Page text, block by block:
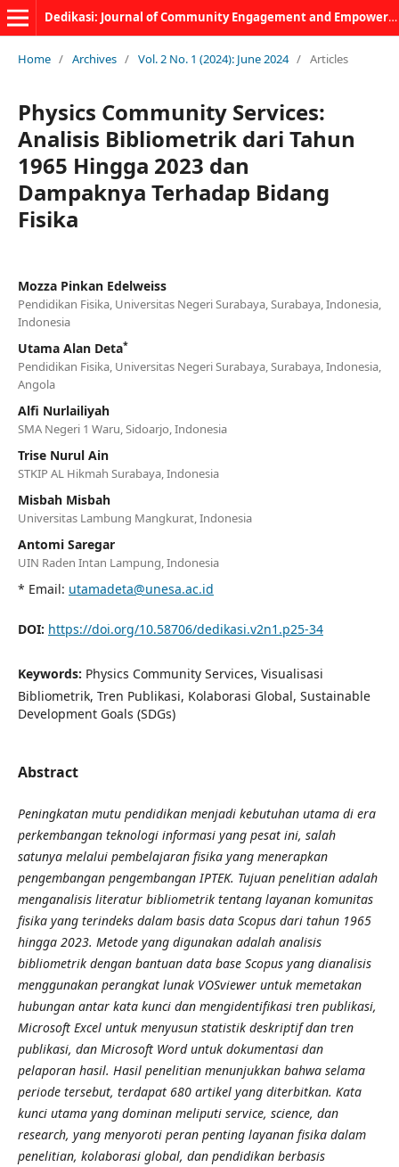
Dedikasi: Journal of Community Engagement and Empowerment
Home / Archives / Vol. 2 No. 1 (2024): June 2024 / Articles
Physics Community Services:
Analisis Bibliometrik dari Tahun
1965 Hingga 2023 dan
Dampaknya Terhadap Bidang
Fisika
Mozza Pinkan Edelweiss
Pendidikan Fisika, Universitas Negeri Surabaya, Surabaya, Indonesia,
Indonesia
Utama Alan Deta*
Pendidikan Fisika, Universitas Negeri Surabaya, Surabaya, Indonesia,
Angola
Alfi Nurlailiyah
SMA Negeri 1 Waru, Sidoarjo, Indonesia
Trise Nurul Ain
STKIP AL Hikmah Surabaya, Indonesia
Misbah Misbah
Universitas Lambung Mangkurat, Indonesia
Antomi Saregar
UIN Raden Intan Lampung, Indonesia
* Email: utamadeta@unesa.ac.id
DOI: https://doi.org/10.58706/dedikasi.v2n1.p25-34
Keywords: Physics Community Services, Visualisasi
Bibliometrik, Tren Publikasi, Kolaborasi Global, Sustainable
Development Goals (SDGs)
Abstract
Peningkatan mutu pendidikan menjadi kebutuhan utama di era
perkembangan teknologi informasi yang pesat ini, salah
satunya melalui pembelajaran fisika yang menerapkan
pengembangan pengembangan IPTEK. Tujuan penelitian adalah
menganalisis literatur bibliometrik tentang layanan komunitas
fisika yang terindeks dalam basis data Scopus dari tahun 1965
hingga 2023. Metode yang digunakan adalah analisis
bibliometrik dengan bantuan data base Scopus yang dianalisis
menggunakan perangkat lunak VOSviewer untuk memetakan
hubungan antar kata kunci dan mengidentifikasi tren publikasi,
Microsoft Excel untuk menyusun statistik deskriptif dan tren
publikasi, dan Microsoft Word untuk dokumentasi dan
pelaporan hasil. Hasil penelitian menunjukkan bahwa selama
periode tersebut, terdapat 680 artikel yang diterbitkan. Kata
kunci utama yang dominan meliputi service, science, dan
research, yang menyoroti peran penting layanan fisika dalam
penelitian, kolaborasi global, dan pendidikan berbasis